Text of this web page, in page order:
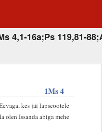
4,1-16a;Ps 119,81-
1Ms 4
kes jäi lapseootele
Issanda abiga mehe